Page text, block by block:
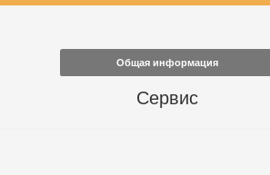
Общая информация
Сервис